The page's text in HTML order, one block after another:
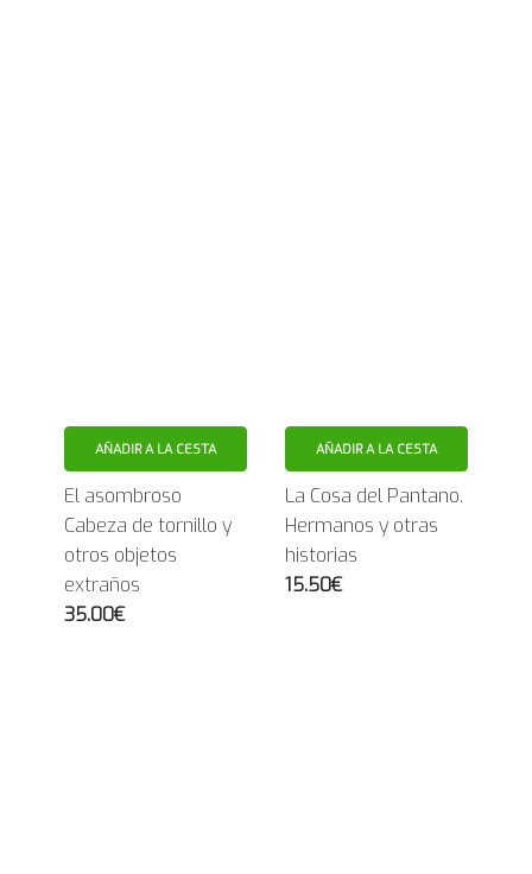
AÑADIR A LA CESTA
El asombroso
Cabeza de tornillo y
otros objetos
extraños
35.00€
AÑADIR A LA CESTA
La Cosa del Pantano.
Hermanos y otras
historias
15.50€